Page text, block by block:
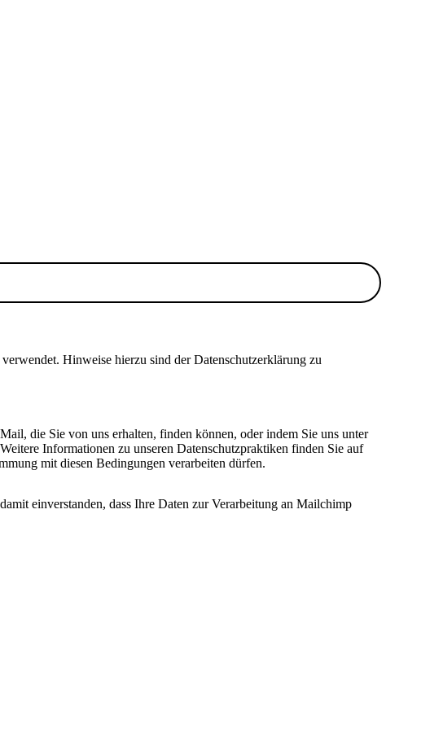
Hinweise hierzu sind der Datenschutzerklärung zu
die Sie von uns erhalten, finden können, oder indem Sie uns unter
Informationen zu unseren Datenschutzpraktiken finden Sie auf
mit diesen Bedingungen verarbeiten dürfen.
einverstanden, dass Ihre Daten zur Verarbeitung an Mailchimp